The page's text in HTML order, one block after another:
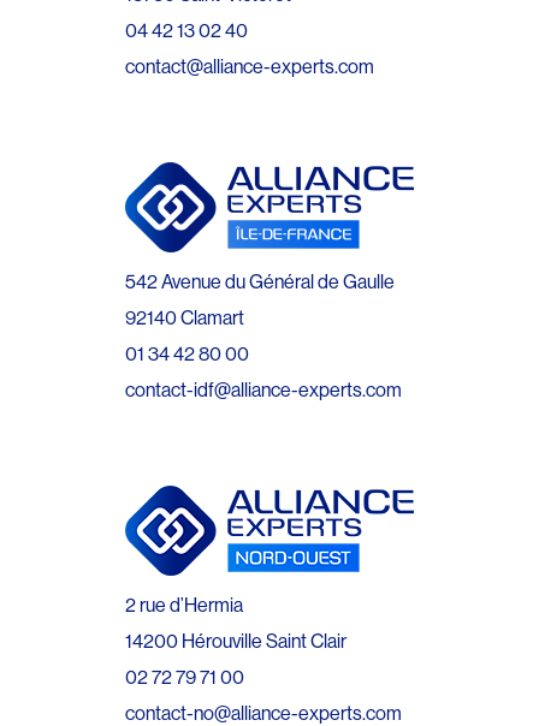
04 42 13 02 40
contact@alliance-experts.com
542 Avenue du Général de Gaulle
92140 Clamart
01 34 42 80 00
contact-idf@alliance-experts.com
2 rue d’Hermia
14200 Hérouville Saint Clair
02 72 79 71 00
contact-no@alliance-experts.com